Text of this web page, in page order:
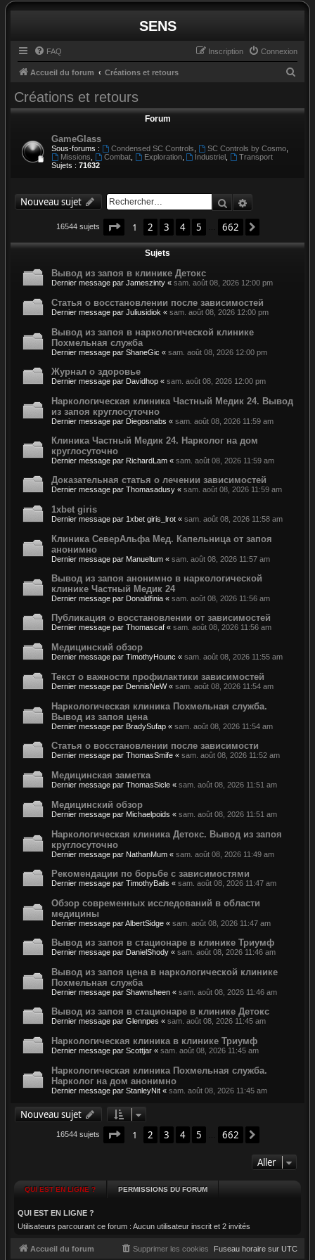
SENS
FAQ Connexion
Inscription
Accueil du forum Créations et retours
Créations et retours
Forum
GameGlass
Sous-forums : Condensed SC Controls SC Controls by Cosmo,
Missions
Combat, Exploration, Industriel
Transport
Sujets : 71632
Nouveau sujet Rechercher
16544 sujets Page 1sur662
1 2 3 4 5 662
Sujets
Вывод из запоя в клинике Детокс
Dernier message par Jameszinty « sam. août 08, 2026 12:00 pm
Статья о восстановлении после зависимостей
Dernier message par Juliusidiok « sam. août 08, 2026 12:00 pm
Вывод из запоя в наркологической клинике
Похмельная служба
Dernier message par ShaneGic « sam. août 08, 2026 12:00 pm
Журнал о здоровье
Dernier message par Davidhop « sam. août 08, 2026 12:00 pm
Наркологическая клиника Частный Медик 24. Вывод
из запоя круглосуточно
Dernier message par Diegosnabs « sam. août 08, 2026 11:59 am
Клиника Частный Медик 24. Нарколог на дом
круглосуточно
Dernier message par RichardLam « sam. août 08, 2026 11:59 am
Доказательная статья о лечении зависимостей
Dernier message par Thomasadusy « sam. août 08, 2026 11:59 am
1xbet giris
Dernier message par 1xbet giris_lrot « sam. août 08, 2026 11:58 am
Клиника СеверАльфа Мед. Капельница от запоя
анонимно
Dernier message par Manueltum « sam. août 08, 2026 11:57 am
Вывод из запоя анонимно в наркологической
клинике Частный Медик 24
Dernier message par Donaldfinia « sam. août 08, 2026 11:56 am
Публикация о восстановлении от зависимостей
Dernier message par Thomascaf « sam. août 08, 2026 11:56 am
Медицинский обзор
Dernier message par TimothyHounc « sam. août 08, 2026 11:55 am
Текст о важности профилактики зависимостей
Dernier message par DennisNeW« sam. août 08, 2026 11:54 am
Наркологическая клиника Похмельная служба.
Вывод из запоя цена
Dernier message par BradySufap « sam. août 08, 2026 11:54 am
Статья о восстановлении после зависимости
Dernier message par ThomasSmife « sam. août 08, 2026 11:52 am
Медицинская заметка
Dernier message par ThomasSicle « sam. août 08, 2026 11:51 am
Медицинский обзор
Dernier message par Michaelpoids « sam. août 08, 2026 11:51 am
Наркологическая клиника Детокс. Вывод из запоя
круглосуточно
Dernier message par NathanMum « sam. août 08, 2026 11:49 am
Рекомендации по борьбе с зависимостями
Dernier message par TimothyBails « sam. août 08, 2026 11:47 am
Обзор современных исследований в области
медицины
Dernier message parAlbertSidge « sam. août 08, 2026 11:47 am
Вывод из запоя в стационаре в клинике Триумф
Dernier message par DanielShody « sam. août 08, 2026 11:46 am
Вывод из запоя цена в наркологической клинике
Похмельная служба
Dernier message par Shawnsheen « sam. août 08, 2026 11:46 am
Вывод из запоя в стационаре в клинике Детокс
Dernier message par Glennpes « sam. août 08, 2026 11:45 am
Наркологическая клиника в клинике Триумф
Dernier message par Scottjar « sam. août 08, 2026 11:45 am
Наркологическая клиника Похмельная служба.
Нарколог на дом анонимно
Dernier message par StanleyNit « sam. août 08, 2026 11:45 am
Nouveau sujet
16544 sujets Page 1sur662
1 2 3 4 5 662
Aller
QUI EST EN LIGNE ? PERMISSIONS DU FORUM
QUI EST EN LIGNE ?
Utilisateurs parcourant ce forum : Aucun utilisateur inscrit et 2 invités
Accueil du forum Fuseau horaire sur UTC
Supprimer les cookies